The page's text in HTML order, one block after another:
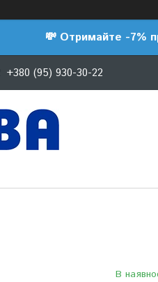
💸 Отримайте -7%
+380 (95) 930-30-22
В